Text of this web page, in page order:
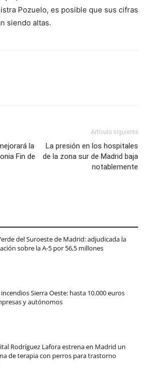
Pozuelo, es posible que sus cifras
siendo altas.
la
Fin de
Artículo siguiente
La presión en los hospitales
de la zona sur de Madrid baja
notablemente
del Suroeste de Madrid: adjudicada la
sobre la A-5 por 56,5 millones
Sierra Oeste: hasta 10.000 euros
y autónomos
Rodríguez Lafora estrena en Madrid un
de terapia con perros para trastorno